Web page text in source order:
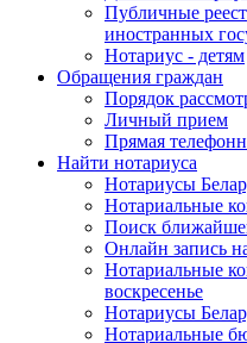
Публичные
иностранных
Нотариус - детям
Обращения граждан
Порядок
Личный прием
Прямая
Найти нотариуса
Нотариусы
Нотариальные
Поиск
Онлайн запись
Нотариальные
воскресенье
Нотариусы
Нотариальные